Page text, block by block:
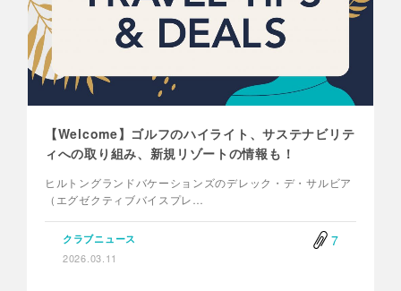
【Welcome】ゴルフのハイライト、サステナビリテ
ィへの取り組み、新規リゾートの情報も！
ヒルトングランドバケーションズのデレック・デ・サルビア
（エグゼクティブバイスプレ…
クラブニュース
2026.03.11
7